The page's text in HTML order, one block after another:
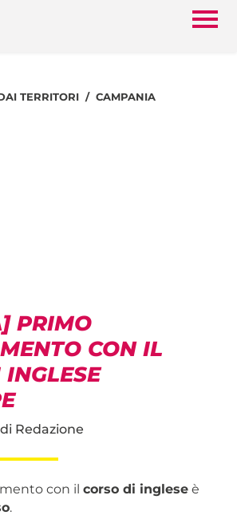
TERRITORI CAMPANIA
PRIMO
CON IL
di Redazione
con il corso di inglese è
.